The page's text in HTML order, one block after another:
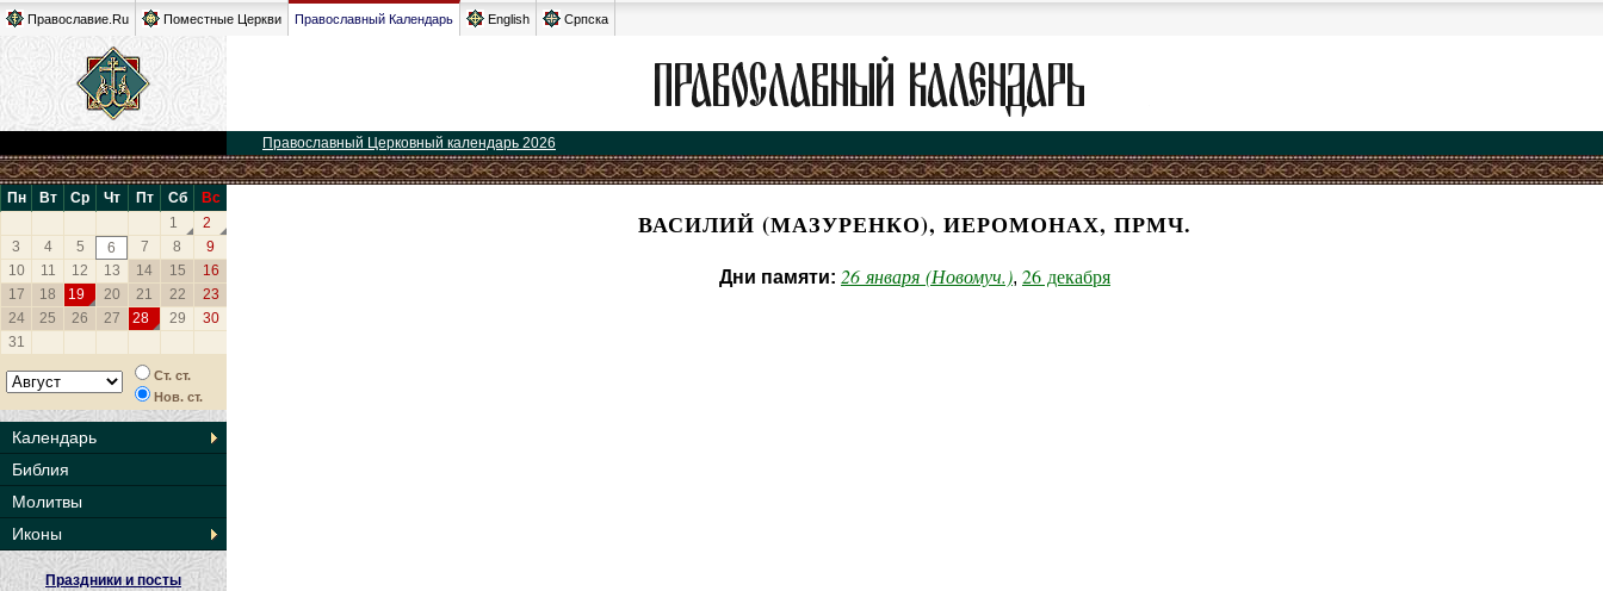
Православие.Ru Поместные Церкви Православный Календарь English Српска
Православный Церковный календарь 2026
Пн Вт Ср Чт Пт Сб
Вс
1
2
3
4 5 6 7 8
9
10
11 12 13 14 15
16
17
18 19 20 21 22
23
24
25 26 27 28 29
30
31
Ст. ст.
Нов. ст.
Календарь
Библия
Молитвы
Иконы
Праздники и посты
ВАСИЛИЙ (МАЗУРЕНКО), ИЕРОМОНАХ, ПРМЧ.
Дни памяти: 26 января (Новомуч.), 26 декабря